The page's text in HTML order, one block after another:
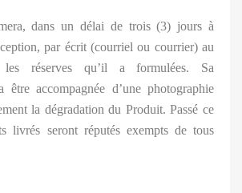
dans un délai de trois (3) jours à
par écrit (courriel ou courrier) au
les réserves qu’il a formulées. Sa
être accompagnée d’une photographie
la dégradation du Produit. Passé ce
livrés seront réputés exempts de tous